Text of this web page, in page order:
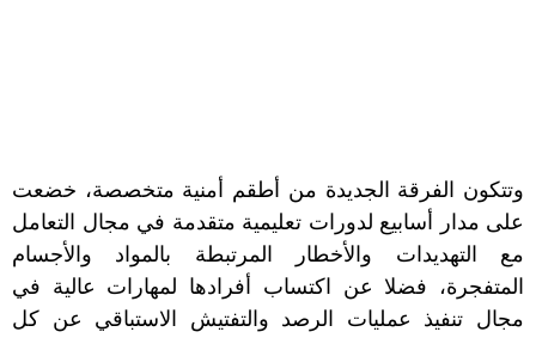
وتتكون الفرقة الجديدة من أطقم أمنية متخصصة، خضعت
على مدار أسابيع لدورات تعليمية متقدمة في مجال التعامل
مع التهديدات والأخطار المرتبطة بالمواد والأجسام
المتفجرة، فضلا عن اكتساب أفرادها لمهارات عالية في
مجال تنفيذ عمليات الرصد والتفتيش الاستباقي عن كل